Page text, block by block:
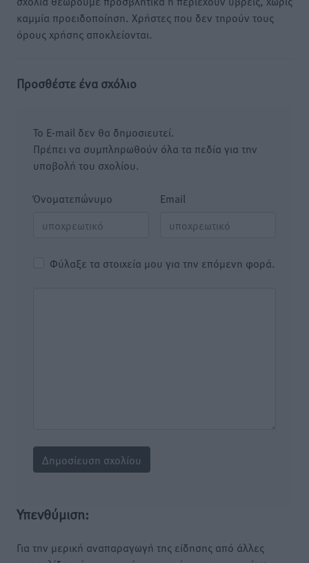
καμμία προειδοποίηση. Χρήστες που δεν τηρούν τους
όρους χρήσης αποκλείονται.
Προσθέστε ένα σχόλιο
Το E-mail δεν θα δημοσιευτεί.
Πρέπει να συμπληρωθούν όλα τα πεδία για την
υποβολή του σχολίου.
Όνοματεπώνυμο Email
Φύλαξε τα στοιχεία μου για την επόμενη φορά.
Υπενθύμιση:
Για την μερική αναπαραγωγή της είδησης από άλλες